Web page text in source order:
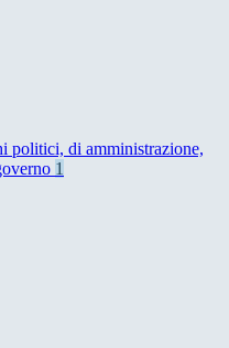
politici, di amministrazione,
1